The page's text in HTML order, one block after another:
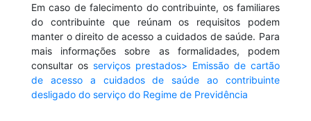
Em caso de falecimento do contribuinte, os familiares
do contribuinte que reúnam os requisitos podem
manter o direito de acesso a cuidados de saúde. Para
mais informações sobre as formalidades, podem
consultar os serviços prestados> Emissão de cartão
de acesso a cuidados de saúde ao contribuinte
desligado do serviço do Regime de Previdência